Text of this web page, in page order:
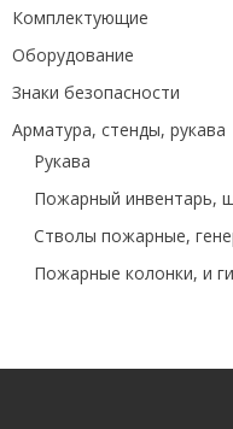
Комплектующие
Оборудование
Знаки безопасности
Арматура, стенды, рукава
Рукава
Пожарный инвентарь,
Стволы пожарные,
Пожарные колонки, и